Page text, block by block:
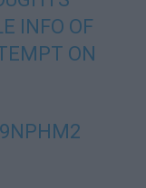
INFO OF
ON